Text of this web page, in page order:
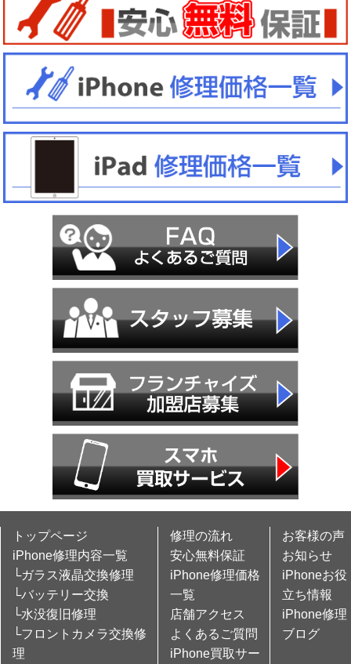
トップページ
iPhone修理内容一覧
└ガラス液晶交換修理
└バッテリー交換
└水没復旧修理
└フロントカメラ交換修
理
修理の流れ
安心無料保証
iPhone修理価格
一覧
店舗アクセス
よくあるご質問
iPhone買取サー
お客様の声
お知らせ
iPhoneお役
立ち情報
iPhone修理
ブログ